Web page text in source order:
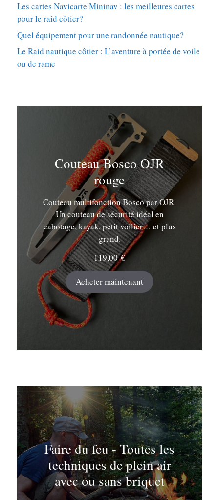
Les cartes Navicarte Mininav : les meilleures cartes
pour le raid côtier?
Quel équipement pour une randonnée nautique?
Le Raid nautique côtier : L’aventure à portée de voile
ou de rame
Couteau Bosco OJR
rouge
Couteau multifonction Bosco par OJR.
Un couteau de sécurité idéal en
cabotage, kayak, petit voilier… et plus
grand.
119,00€
Acheter maintenant
Faire du feu - Toutes les
techniques de plein air
avec ou sans briquet